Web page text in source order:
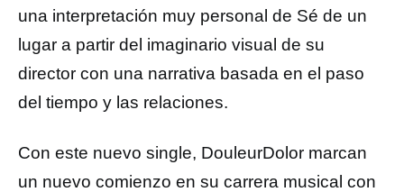
una interpretación muy personal de Sé de un
lugar a partir del imaginario visual de su
director con una narrativa basada en el paso
del tiempo y las relaciones.
Con este nuevo single, DouleurDolor marcan
un nuevo comienzo en su carrera musical con